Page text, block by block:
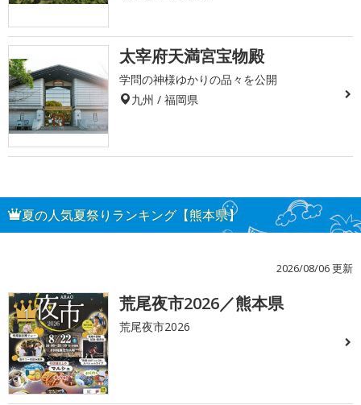
太宰府天満宮宝物殿
学問の神様ゆかりの品々を公開
九州 / 福岡県
夏の人気夏祭りランキング【熊本県】
2026/08/06 更新
1 荒尾夜市2026／熊本県
荒尾夜市2026